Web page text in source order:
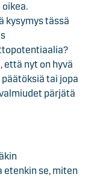
kysymys tässä
että nyt on hyvä
tai jopa
pärjätä
etenkin se, miten